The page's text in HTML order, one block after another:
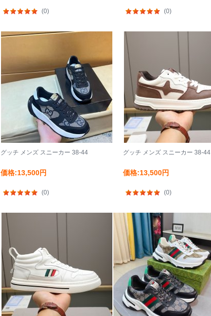
(0) (0)
グッチ メンズ スニーカー 38-44
価格:13,500円
(0)
グッチ メンズ スニーカー 38-44
価格:13,500円
(0)